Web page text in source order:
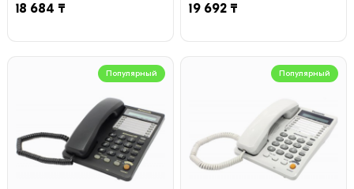
18 684 ₸ 19 692 ₸
Популярный Популярный